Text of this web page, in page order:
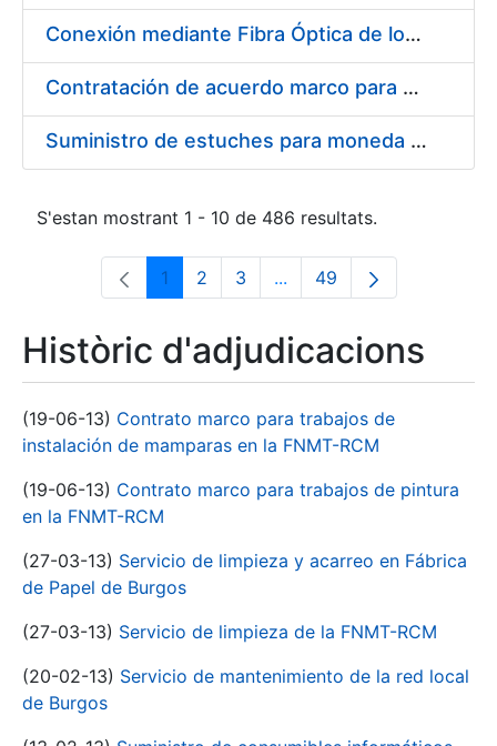
Conexión mediante Fibra Óptica de los Centros de Proceso de Datos (CPDs) de las sedes de la FNMT-RCM de Burgos y Madrid
Contratación de acuerdo marco para el Suministro de Material de Electricidad para la Fábrica Nacional de Moneda y Timbre-Real Casa de la Moneda en su centro de trabajo de Burgos
Suministro de estuches para moneda de 30 €
S'estan mostrant 1 - 10 de 486 resultats.
Pàgina
1 Pàgina
2 Pàgina
3 ...Pàgines intermèdies
Pàgina
49
Històric d'adjudicacions
(19-06-13) Contrato marco para trabajos de
instalación de mamparas en la FNMT-RCM
(19-06-13) Contrato marco para trabajos de pintura
en la FNMT-RCM
(27-03-13) Servicio de limpieza y acarreo en Fábrica
de Papel de Burgos
(27-03-13) Servicio de limpieza de la FNMT-RCM
(20-02-13) Servicio de mantenimiento de la red local
de Burgos